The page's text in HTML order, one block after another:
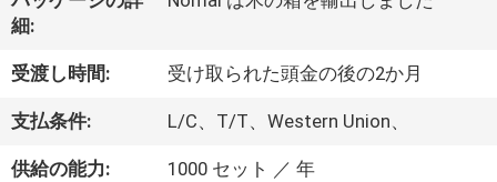
に
つ
い
て
細:
受渡し時間: 受け取られた頭金の後の2か月
支払条件: L/C、T/T、Western Union、
供給の能力: 1000 セット ／ 年